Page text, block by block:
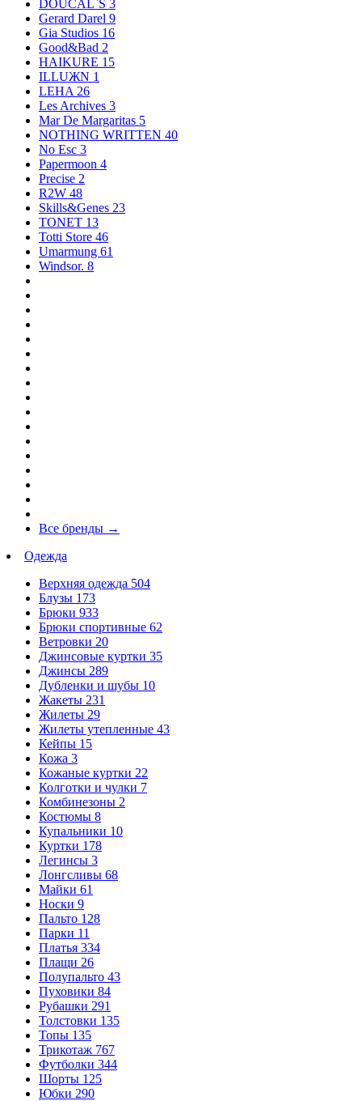
DOUCAL`S 3
Gerard Darel 9
Gia Studios 16
Good&Bad 2
HAIKURE 15
ILLUЖN 1
LEHA 26
Les Archives 3
Mar De Margaritas 5
NOTHING WRITTEN 40
No Esc 3
Papermoon 4
Precise 2
R2W 48
Skills&Genes 23
TONET 13
Totti Store 46
Umarmung 61
Windsor. 8
Все бренды →
Одежда
Верхняя одежда 504
Блузы 173
Брюки 933
Брюки спортивные 62
Ветровки 20
Джинсовые куртки 35
Джинсы 289
Дубленки и шубы 10
Жакеты 231
Жилеты 29
Жилеты утепленные 43
Кейпы 15
Кожа 3
Кожаные куртки 22
Колготки и чулки 7
Комбинезоны 2
Костюмы 8
Купальники 10
Куртки 178
Легинсы 3
Лонгсливы 68
Майки 61
Носки 9
Пальто 128
Парки 11
Платья 334
Плащи 26
Полупальто 43
Пуховики 84
Рубашки 291
Толстовки 135
Топы 135
Трикотаж 767
Футболки 344
Шорты 125
Юбки 290